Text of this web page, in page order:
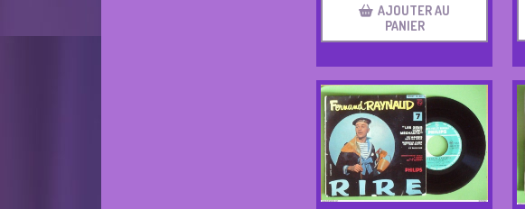
AJOUTER AU
PANIER